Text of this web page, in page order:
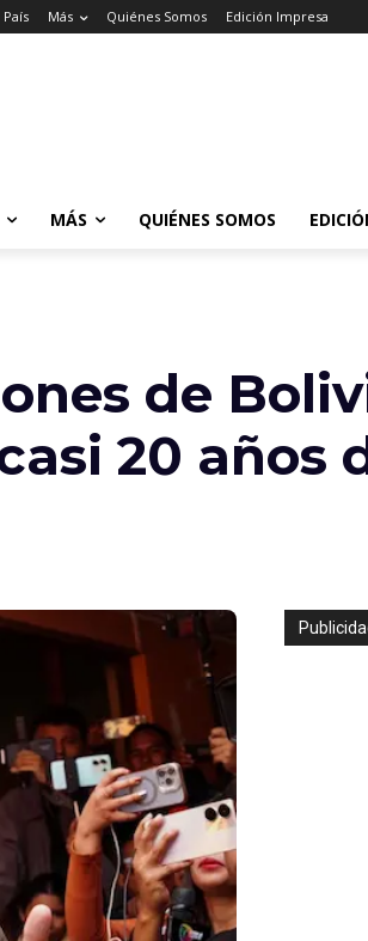
País Más Quiénes Somos Edición Impresa
MÁS QUIÉNES SOMOS
de
20 años